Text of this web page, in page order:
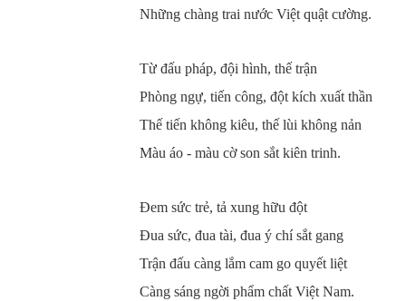
Những chàng trai nước Việt quật cường.
Từ đấu pháp, đội hình, thế trận
Phòng ngự, tiến công, đột kích xuất thần
Thế tiến không kiêu, thế lùi không nản
Màu áo - màu cờ son sắt kiên trinh.
Đem sức trẻ, tả xung hữu đột
Đua sức, đua tài, đua ý chí sắt gang
Trận đấu càng lắm cam go quyết liệt
Càng sáng ngời phẩm chất Việt Nam.